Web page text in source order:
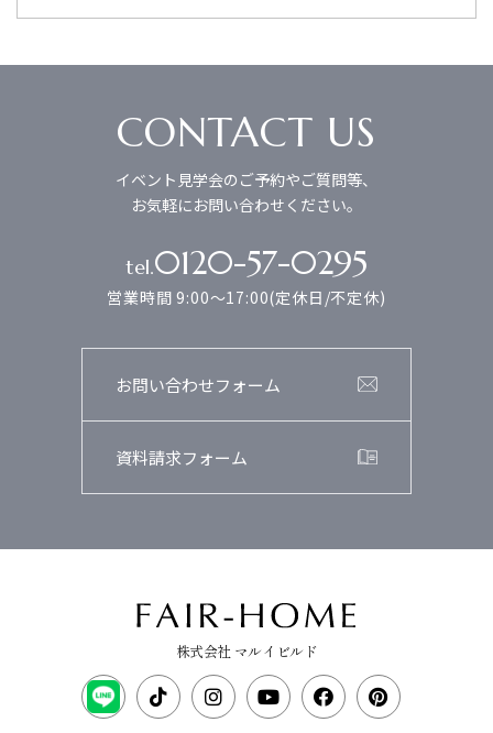
CONTACT US
イベント見学会のご予約やご質問等、
お気軽にお問い合わせください。
tel.0120-57-0295
営業時間 9:00～17:00(定休日/不定休)
お問い合わせフォーム
資料請求フォーム
株式会社 マルイビルド